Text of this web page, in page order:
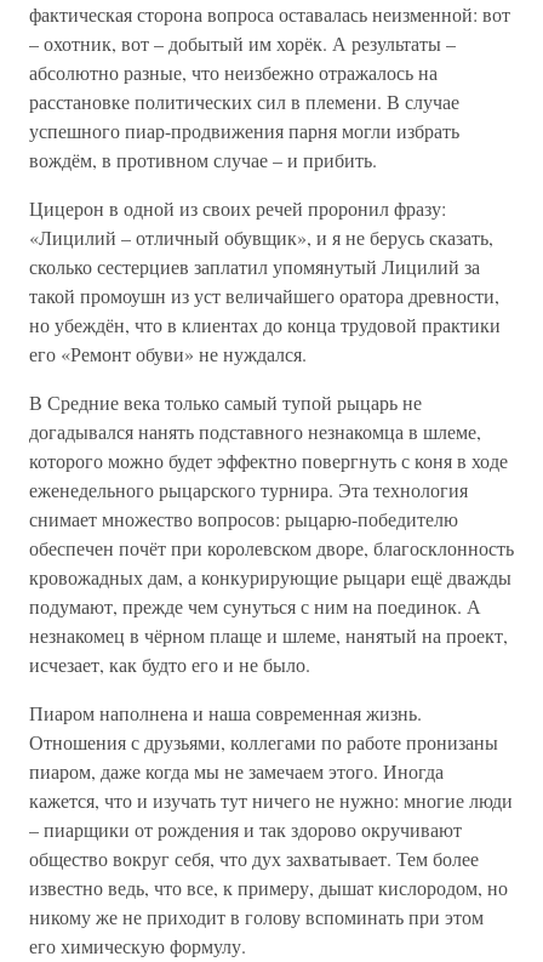
фактическая сторона вопроса оставалась неизменной: вот
– охотник, вот – добытый им хорёк. А результаты –
абсолютно разные, что неизбежно отражалось на
расстановке политических сил в племени. В случае
успешного пиар-продвижения парня могли избрать
вождём, в противном случае – и прибить.
Цицерон в одной из своих речей проронил фразу:
«Лицилий – отличный обувщик», и я не берусь сказать,
сколько сестерциев заплатил упомянутый Лицилий за
такой промоушн из уст величайшего оратора древности,
но убеждён, что в клиентах до конца трудовой практики
его «Ремонт обуви» не нуждался.
В Средние века только самый тупой рыцарь не
догадывался нанять подставного незнакомца в шлеме,
которого можно будет эффектно повергнуть с коня в ходе
еженедельного рыцарского турнира. Эта технология
снимает множество вопросов: рыцарю-победителю
обеспечен почёт при королевском дворе, благосклонность
кровожадных дам, а конкурирующие рыцари ещё дважды
подумают, прежде чем сунуться с ним на поединок. А
незнакомец в чёрном плаще и шлеме, нанятый на проект,
исчезает, как будто его и не было.
Пиаром наполнена и наша современная жизнь.
Отношения с друзьями, коллегами по работе пронизаны
пиаром, даже когда мы не замечаем этого. Иногда
кажется, что и изучать тут ничего не нужно: многие люди
– пиарщики от рождения и так здорово окручивают
общество вокруг себя, что дух захватывает. Тем более
известно ведь, что все, к примеру, дышат кислородом, но
никому же не приходит в голову вспоминать при этом
его химическую формулу.